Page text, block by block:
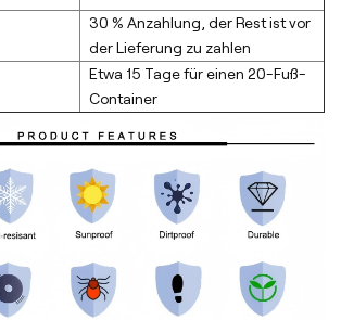
30 % Anzahlung, der Rest ist vor
der Lieferung zu zahlen
Etwa 15 Tage für einen 20-Fuß-
Container